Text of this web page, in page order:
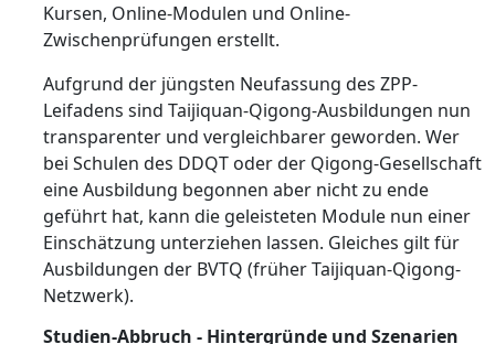
Kursen, Online-Modulen und Online-
Zwischenprüfungen erstellt.
Aufgrund der jüngsten Neufassung des ZPP-
Leifadens sind Taijiquan-Qigong-Ausbildungen nun
transparenter und vergleichbarer geworden. Wer
bei Schulen des DDQT oder der Qigong-Gesellschaft
eine Ausbildung begonnen aber nicht zu ende
geführt hat, kann die geleisteten Module nun einer
Einschätzung unterziehen lassen. Gleiches gilt für
Ausbildungen der BVTQ (früher Taijiquan-Qigong-
Netzwerk).
Studien-Abbruch - Hintergründe und Szenarien